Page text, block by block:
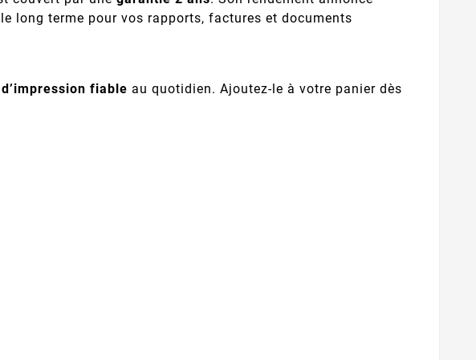
long terme pour vos rapports, factures et documents
fiable au quotidien. Ajoutez-le à votre panier dès